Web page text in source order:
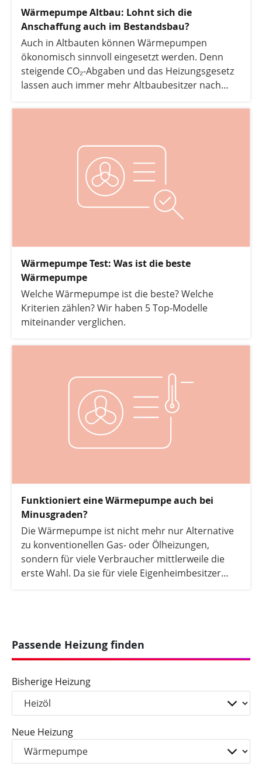
Wärmepumpe Altbau: Lohnt sich die
Anschaffung auch im Bestandsbau?
Auch in Altbauten können Wärmepumpen
ökonomisch sinnvoll eingesetzt werden. Denn
steigende CO₂-Abgaben und das Heizungsgesetz
lassen auch immer mehr Altbaubesitzer nach
Wärmepumpe Test: Was ist die beste
Wärmepumpe
Welche Wärmepumpe ist die beste? Welche
Kriterien zählen? Wir haben 5 Top-Modelle
miteinander verglichen.
Funktioniert eine Wärmepumpe auch bei
Minusgraden?
Die Wärmepumpe ist nicht mehr nur Alternative
zu konventionellen Gas- oder Ölheizungen,
sondern für viele Verbraucher mittlerweile die
erste Wahl. Da sie für viele Eigenheimbesitzer
funktionieren. Stimmt das? Die Antwort darauf
finden Sie hier.
Passende Heizung finden
Bisherige Heizung
Neue Heizung